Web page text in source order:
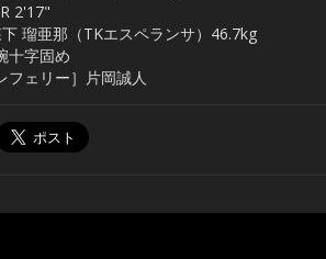
2'17"
瑠亜那（TKエスペランサ）46.7kg
十字固め
フェリー］片岡誠人